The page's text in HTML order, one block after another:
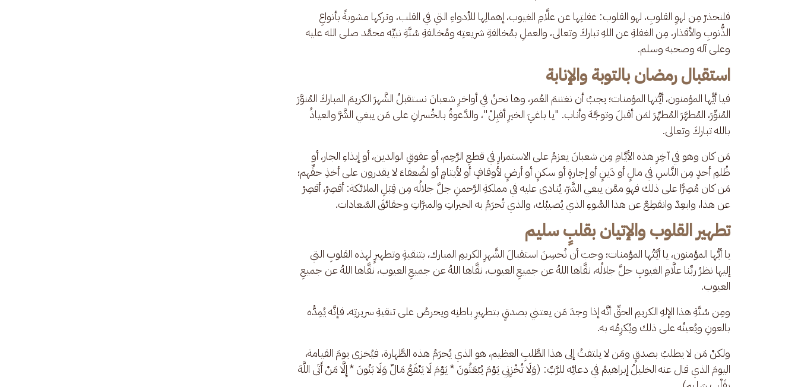
فلنحذرْ مِن لهوِ القلوبِ، لهو القلوب: غفلتِها عن علَّامِ الغيوب، إهمالِها للأدواءِ التي في القلب، وتركها مشوبةً بأنواعِ
الذُّنوبِ والأقذار، مِن الغفلةِ عن اللهِ تباركَ وتعالى، والعملِ بمُخالفةِ شريعتِه ومُخالفةِ سُنَّةِ نبيِّه محمَّد صلى الله عليه
وعلى آله وصحبه وسلم.
استقبال رمضان بالتوبة والإنابة
فيا أيُّها المؤمنون، أيُّتها المؤمنات؛ يجبُ أن نغتنمَ العُمر، وها نحنُ في أواخرِ شعبانَ نستقبلُ الشَّهرَ الكريمَ المباركَ المُنوَّرَ
المُنوِّرَ، المُطهَّرَ المُطهِّرَ لمَن أقبلَ وتوجَّهَ وأناب. "يا باغيَ الخيرِ أقبِلْ"، والدَّعوةُ بالخُسرانِ على مَن يبغي الشَّرَّ والعياذُ
بالله تباركَ وتعالى.
مَن كان وهو في آخِرِ هذه الأيَّامِ مِن شعبانَ يعزمُ على الاستمرارِ في قطعِ الرَّحِم، أو عقوقِ الوالدين، أو إيذاءِ الجار، أو
ظُلمِ أحدٍ مِن النَّاسِ في مالٍ أو دَينٍ أو إجارةٍ أو سكنٍ أو أرضٍ لأوقافٍ أو لأيتامٍ أو لضُعفاءَ لا يقدرون على أخذِ حقِّهم؛
مَن كان مُصِرًّا على ذلك فهو ممَّن يبغي الشَّرّ، يُنادى عليه في مملكةِ الرَّحمنِ جلَّ جلالُه مِن قِبَلِ الملائكة: أقصِرْ، أقصِرْ
عن هذا، وابعِدْ وانقطِعْ عن هذا السُّوءِ الذي يُصيبُك، والذي تُحرَمُ به الخيراتِ والمبرَّاتِ وحقائقَ السَّعادات.
تطهير القلوب والإتيان بقلبٍ سليم
يا أيُّها المؤمنون، يا أيَّتُها المؤمنات؛ وجبَ أن نُحسِنَ استقبالَ الشَّهرِ الكريمِ المبارك، بتنقيةٍ وتطهيرٍ لهذه القلوبِ التي
إليها نظرُ ربِّنا علَّامِ الغيوبِ جلَّ جلالُه، نقَّاها اللهُ عن جميعِ العيوب، نقَّاها اللهُ عن جميعِ العيوب، نقَّاها اللهُ عن جميعِ
العيوب.
ومِن سُنَّةِ هذا الإلهِ الكريمِ الحقِّ أنَّه إذا وجدَ مَن يعتني بصدقٍ بتطهيرِ باطنِه ويحرصُ على تنقيةِ سريرتِه، فإنَّه يُمِدُّه
بالعونِ ويُعينُه على ذلك ويُكرِمُه به.
ولكنْ مَن لا يطلبُ بصدقٍ ومَن لا يلتفتُ إلى هذا الطَّلبِ العظيم، هو الذي يُحرَمُ هذه الطَّهارة، فيُخزى يومَ القيامة،
اليومَ الذي قال عنه الخليلُ إبراهيمُ في دعائِه للرَّبِّ: (وَلَا تُخْزِنِي يَوْمَ يُبْعَثُونَ * يَوْمَ لَا يَنْفَعُ مَالٌ وَلَا بَنُونَ * إِلَّا مَنْ أَتَى اللَّهَ